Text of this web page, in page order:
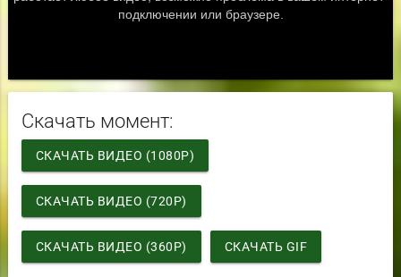
Скачать момент:
СКАЧАТЬ ВИДЕО (1080P)
СКАЧАТЬ ВИДЕО (720P)
СКАЧАТЬ ВИДЕО (360P) СКАЧАТЬ GIF